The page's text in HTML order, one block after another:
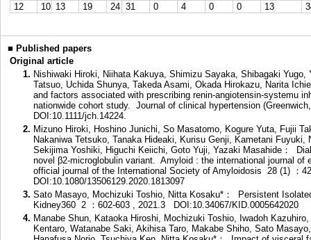
12 10 13 19 24 31 0 4 0 0 13
■ Published papers
Original article
1. Nishiwaki Hiroki, Niihata Kakuya, Shimizu Sayaka, Shibagaki
Tatsuo, Uchida Shunya, Takeda Asami, Okada Hirokazu, Narita
and factors associated with prescribing renin-angiotensin-systemu
nationwide cohort study. Journal of clinical hypertension
DOI:10.1111/jch.14224.
2. Mizuno Hiroki, Hoshino Junichi, So Masatomo, Kogure Yuta, Fujii
Nakaniwa Tetsuko, Tanaka Hideaki, Kurisu Genji, Kametani Fuyuki,
Sekijima Yoshiki, Higuchi Keiichi, Goto Yuji, Yazaki Masahide：
novel β2-microglobulin variant. Amyloid : the international journal of
official journal of the International Society of Amyloidosis 28 (1) ：
DOI:10.1080/13506129.2020.1813097
3. Sato Masayo, Mochizuki Toshio, Nitta Kosaku*： Persistent
Kidney360 2 ：602-603 , 2021.3
DOI:10.34067/KID.0005642020
4. Manabe Shun, Kataoka Hiroshi, Mochizuki Toshio, Iwadoh
Kentaro, Watanabe Saki, Akihisa Taro, Makabe Shiho, Sato